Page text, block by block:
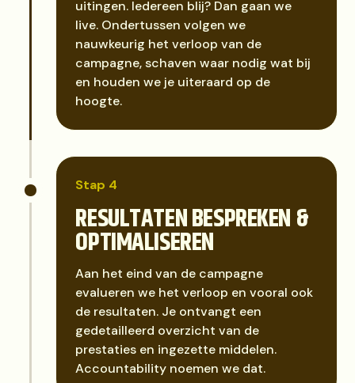
uitingen. Iedereen blij? Dan gaan we
live. Ondertussen volgen we
nauwkeurig het verloop van de
campagne, schaven waar nodig wat bij
en houden we je uiteraard op de
hoogte.
Stap 4
RESULTATEN BESPREKEN &
OPTIMALISEREN
Aan het eind van de campagne
evalueren we het verloop en vooral ook
de resultaten. Je ontvangt een
gedetailleerd overzicht van de
prestaties en ingezette middelen.
Accountability noemen we dat.